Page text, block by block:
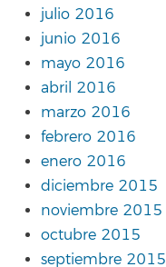
julio 2016
junio 2016
mayo 2016
abril 2016
marzo 2016
febrero 2016
enero 2016
diciembre 2015
noviembre 2015
octubre 2015
septiembre 2015